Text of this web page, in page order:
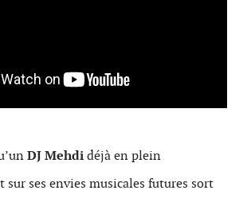
DJ Mehdidéjà en plein
ses envies musicales futures sort